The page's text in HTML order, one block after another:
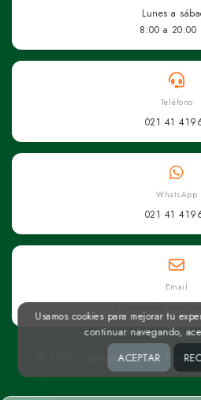
Lunes a
8:00 a 20:00
Teléfono
021 41
WhatsApp
021 41
Email
© 2026 Superseis Online. Todos
Usamos cookies para mejorar tu
continuar navegando,
ACEPTAR